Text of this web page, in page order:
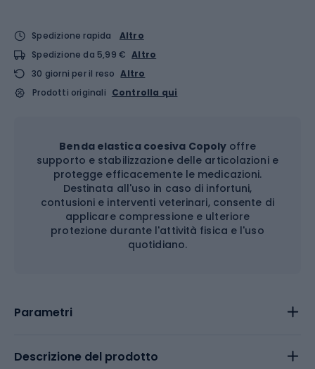
Spedizione rapida
Altro
Spedizione da 5,99 € Altro
30 giorni per il reso Altro
Prodotti originali Controlla qui
Benda elastica coesiva Copoly offre
supporto e stabilizzazione delle articolazioni e
protegge efficacemente le medicazioni.
Destinata all'uso in caso di infortuni,
contusioni e interventi veterinari, consente di
applicare compressione e ulteriore
protezione durante l'attività fisica e l'uso
quotidiano.
Parametri
Descrizione del prodotto